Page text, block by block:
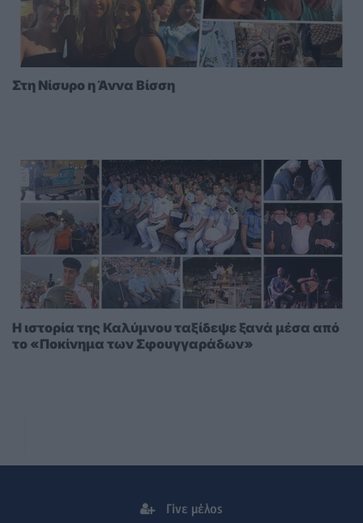
Στη Νίσυρο η Άννα Βίσση
Η ιστορία της Καλύμνου ταξίδεψε ξανά μέσα από
το «Ποκίνημα των Σφουγγαράδων»
Γίνε μέλος